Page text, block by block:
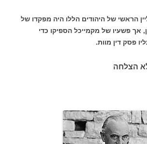
הראשי של היהודים הללו היה מפקדו של
אך פשעיו של מקמייכל הספיקו כדי
פסק דין מוות.
הצלחה